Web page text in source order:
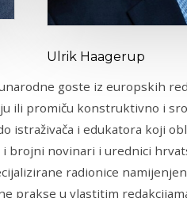
Ulrik Haagerup
goste iz europskih
ili promiču konstruktivno i
istraživača i edukatora koji
brojni novinari i urednici
radionice
prakse u vlastitim